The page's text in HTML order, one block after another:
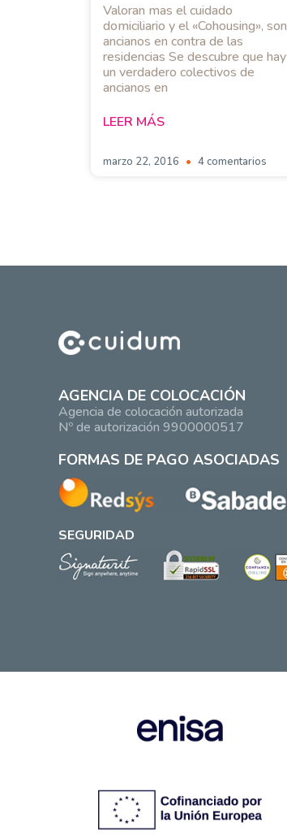
Valoran mas el cuidado
domiciliario y el «Cohousing», son
ancianos en contra de las
residencias Se descubre que hay
un verdadero colectivos de
ancianos en
LEER MÁS
marzo 22, 2016 4 comentarios
AGENCIA DE COLOCACIÓN
Agencia de colocación autorizada
Nº de autorización 9900000517
FORMAS DE PAGO ASOCIADAS
SEGURIDAD